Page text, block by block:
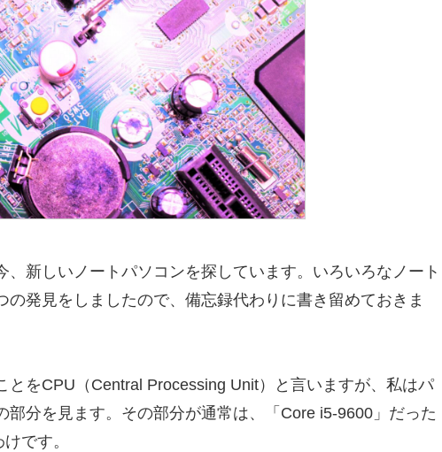
、新しいノートパソコンを探しています。いろいろなノート
発見をしましたので、備忘録代わりに書き留めておきま
とをCPU（Central Processing Unit）と言いますが、私はパ
部分を見ます。その部分が通常は、「Core i5-9600」だった
です。